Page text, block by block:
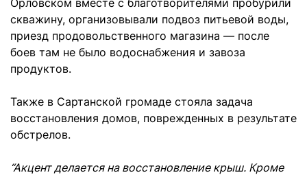
Орловском вместе с благотворителями пробурили
скважину, организовывали подвоз питьевой воды,
приезд продовольственного магазина — после
боев там не было водоснабжения и завоза
продуктов.
Также в Сартанской громаде стояла задача
восстановления домов, поврежденных в результате
обстрелов.
“Акцент делается на восстановление крыш. Кроме